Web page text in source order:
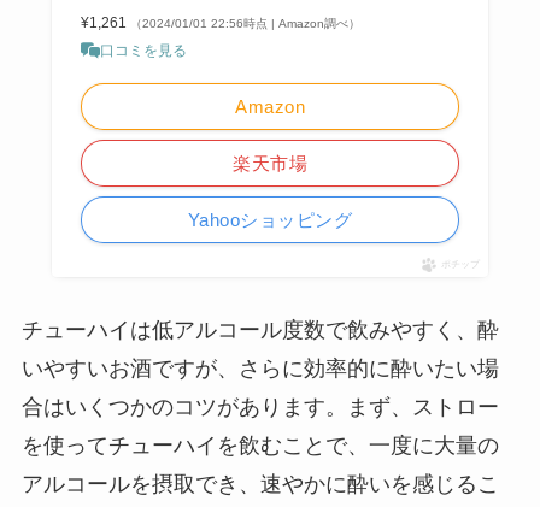
¥1,261 （2024/01/01 22:56時点 | Amazon調べ）
口コミを見る
Amazon
楽天市場
Yahooショッピング
ポチップ
チューハイは低アルコール度数で飲みやすく、酔
いやすいお酒ですが、さらに効率的に酔いたい場
合はいくつかのコツがあります。まず、ストロー
を使ってチューハイを飲むことで、一度に大量の
アルコールを摂取でき、速やかに酔いを感じるこ